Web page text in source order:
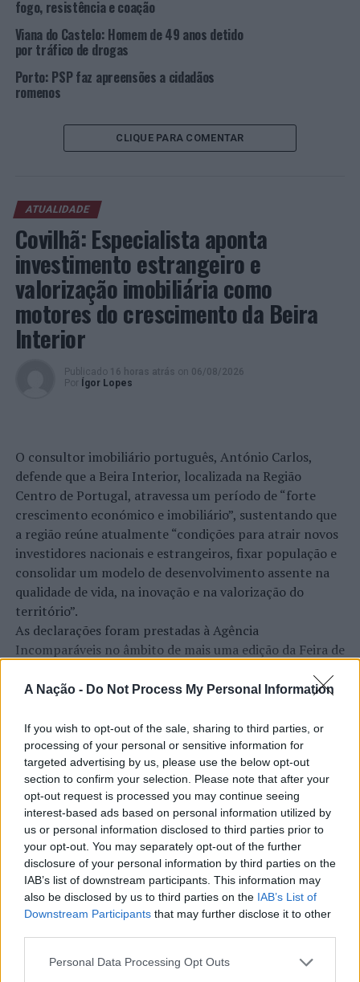
A Nação - Do Not Process My Personal Information
If you wish to opt-out of the sale, sharing to third parties, or
processing of your personal or sensitive information for
targeted advertising by us, please use the below opt-out
section to confirm your selection. Please note that after your
opt-out request is processed you may continue seeing
interest-based ads based on personal information utilized by
us or personal information disclosed to third parties prior to
your opt-out. You may separately opt-out of the further
disclosure of your personal information by third parties on the
IAB’s list of downstream participants. This information may
also be disclosed by us to third parties on the IAB’s List of
Downstream Participants that may further disclose it to other
Personal Data Processing Opt Outs
. A circulação nas vias indicadas é estritamente proibida,
independentemente do motivo (mesmo operações
logísticas como abastecimento de estabelecimentos,
entrega de encomendas, etc);
. Acate com total disponibilidade as ordens dos polícias,
seja um facilitador da ação policial e não comprometa a
. Se estacionar na via pública, garanta que deixou o
veículo de forma a permitir a circulação rodoviária de
outras viaturas e peões;
. Evite deslocar-se para os locais restritos à circulação
pedonal para evitar ajuntamentos, como os pontos de
partida e de meta;
. Verifique se deixou o veículo trancado e em segurança,
não deixando valores à vista no seu interior.
380 200) ou 21Polícia (217654242).
Foto: DR.
TÓPICOS RELACIONADOS: CICLISMO DESTAQUE
LOURES
PSP
VOLTA A PORTUGAL
PRÓXIMO
Cultura para Todos: CIM Alto Minho dinamiza projeto de
inclusão social
NÃO PERCA
Coletivo artístico internacional URGE encerra Festival
fogo, resistência e coação
Viana do Castelo: Homem de 49 anos detido
por tráfico de drogas
Porto: PSP faz apreensões a cidadãos
romenos
CLIQUE PARA COMENTAR
ATUALIDADE
Covilhã: Especialista aponta
investimento estrangeiro e
valorização imobiliária como
motores do crescimento da Beira
Interior
Publicado 16 horas atrás on 06/08/2026
Por
Ígor Lopes
O consultor imobiliário português, António Carlos,
defende que a Beira Interior, localizada na Região
Centro de Portugal, atravessa um período de “forte
crescimento económico e imobiliário”, sustentando que
a região reúne atualmente “condições para atrair novos
investidores nacionais e estrangeiros, fixar população e
consolidar um modelo de desenvolvimento assente na
qualidade de vida, na inovação e na valorização do
território”.
As declarações foram prestadas à Agência
Incomparáveis no âmbito de mais uma edição da Feira de
na Covilhã, sendo considerada um dos mais antigos
e realizada anualmente na “Cidade Neve”, a feira conjuga
tradição, atividade económica, comércio, gastronomia,
animação cultural e divulgação empresarial,
constituindo um dos principais momentos de promoção
do município e da Beira Interior.
Para António Carlos, o crescimento alcançado ao longo
dos últimos anos representa o cumprimento dos
objetivos que traçou quando iniciou o seu percurso no
setor imobiliário. O empresário considera que o
reconhecimento conquistado resulta da proximidade
com a comunidade e da capacidade de apoiar não apenas
compradores e vendedores, mas também iniciativas
locais e projetos de desenvolvimento regional. Segundo
CONTINUAR A LER
ATUALIDADE
Rio de Janeiro: Governo do Estado
propõe parceria com a FUNCEX para
“reforçar inteligência sobre
comércio exterior”
Por Ígor Lopes